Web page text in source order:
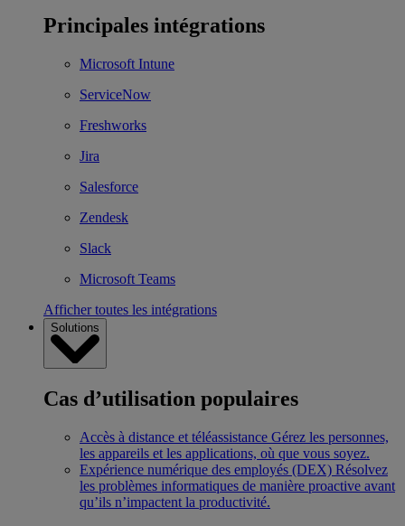
Principales intégrations
Microsoft Intune
ServiceNow
Freshworks
Jira
Salesforce
Zendesk
Slack
Microsoft Teams
Afficher toutes les intégrations
Solutions
Cas d’utilisation populaires
Accès à distance et téléassistance Gérez les personnes,
les appareils et les applications, où que vous soyez.
Expérience numérique des employés (DEX) Résolvez
les problèmes informatiques de manière proactive avant
qu’ils n’impactent la productivité.